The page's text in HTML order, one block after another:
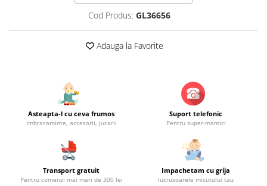
Masini, trenuri, avioane
Masinute Radiocomanda
Accesorii
Biciclete fara pedale
Role, patine cu rotile
Trotinete
Cod Produs: GL36656
Adauga la Favorite
Asteapta-l cu ceva frumos
Imbracaminte, accesorii, jucarii
Suport telefonic
Pentru super-mamici
Transport gratuit
Pentru comenzi mai mari de 300 lei
Impachetam cu grija
lucrusoarele micutului tau